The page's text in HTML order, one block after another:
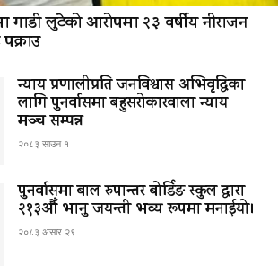
लुटेको आरोपमा २३ वर्षीय नीराजन
न्याय प्रणालीप्रति जनविश्वास अभिवृद्धिका
लागि पुनर्वासमा बहुसरोकारवाला न्याय
मञ्च सम्पन्न
२०८३ साउन १
पुनर्वासमा बाल रुपान्तर बोर्डिङ स्कुल द्धारा
२१३औँ भानु जयन्ती भव्य रूपमा मनाईयो।
२०८३ असार २९